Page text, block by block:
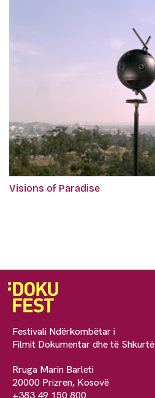
Visions of Paradise
Festivali Ndërkombëtar i
Filmit Dokumentar dhe të Shkurtë
Rruga Marin Barleti
20000 Prizren, Kosovë
+383 49 150 800